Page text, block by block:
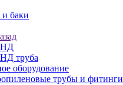
баки
труба
оборудование
трубы и фитинги